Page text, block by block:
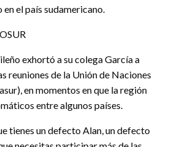
el país sudamericano.
exhortó a su colega García a
reuniones de la Unión de Naciones
en momentos en que la región
entre algunos países.
tienes un defecto Alan, un defecto